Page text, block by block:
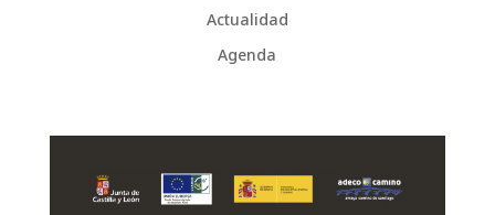
Actualidad
Agenda